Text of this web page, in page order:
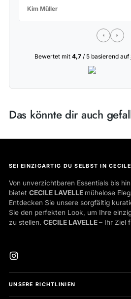
Kim Müller
Bewertet mit 4,7 / 5 basierend auf
Das könnte dir auch
SEI EINZIGARTIG DU SELBST IN
Von unverzichtbaren Essentials bis
bietet CECILE LAVELLE mühelose
Entdecken Sie unsere sorgfältig
Sie den perfekten Look, um Ihre
zu stellen. CECILE LAVELLE– Ihr Ziel
UNSERE RICHTLINIEN